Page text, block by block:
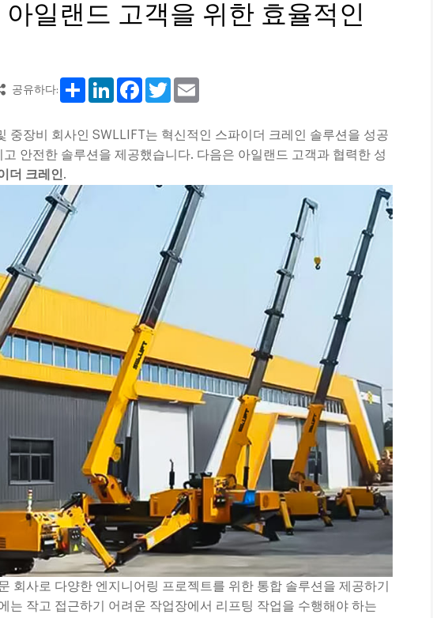
일랜드 고객을 위한 효율적인
공유하다:
Share LinkedInFacebook
Twitter
중장비 회사인 SWLLIFT는 혁신적인 스파이더 크레인 솔루션을 성공
안전한 솔루션을 제공했습니다. 다음은 아일랜드 고객과 협력한 성
더 크레인.
회사로 다양한 엔지니어링 프로젝트를 위한 통합 솔루션을 제공하기
는 작고 접근하기 어려운 작업장에서 리프팅 작업을 수행해야 하는